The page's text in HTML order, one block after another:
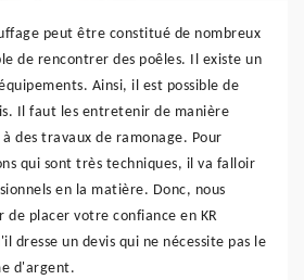
peut être constitué de nombreux
de rencontrer des poêles. Il existe un
Ainsi, il est possible de
Il faut les entretenir de manière
des travaux de ramonage. Pour
qui sont très techniques, il va falloir
en la matière. Donc, nous
de placer votre confiance en KR
dresse un devis qui ne nécessite pas le
d'argent.